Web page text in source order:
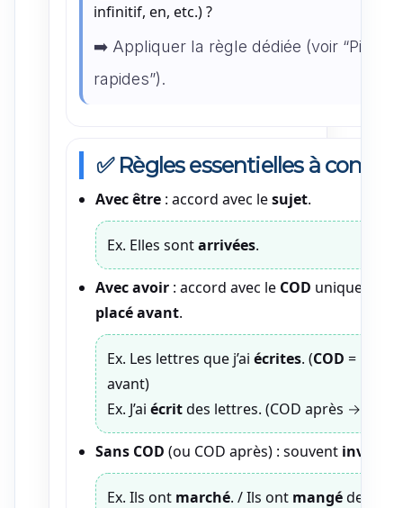
infinitif, en, etc.) ?
➡️ Appliquer la règle dédiée (voir “Pièges
rapides”).
✅ Règles essentielles à
Avec être : accord avec lesujet.
Ex. Elles sontarrivées.
Avec avoir : accord avec le COD uniquement
placé avant.
Ex. Les lettres que j’ai écrites. (COD =
avant)
Ex. J’ai écritdes lettres. (COD après →
Sans COD (ou COD après) : souvent
Ex. Ils ont marché. / Ils ont mangédes